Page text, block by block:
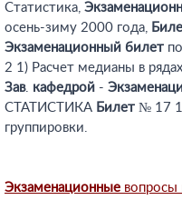
Статистика,
осень-зиму 2000 года,
Экзаменационный билет
2 1) Расчет медианы в
Зав. кафедрой -
СТАТИСТИКА Билет № 17
группировки.
Экзаменационные вопросы